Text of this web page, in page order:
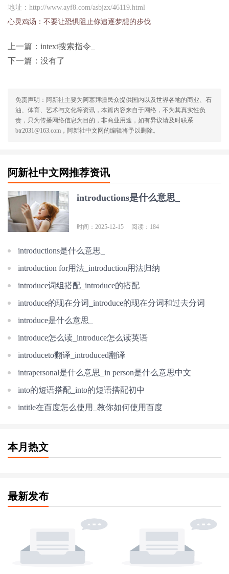
地址：http://www.ayf8.com/asbjzx/46119.html
心灵鸡汤： 不要让恐惧阻止你追逐梦想的步伐
上一篇： intext搜索指令_
下一篇：没有了
免责声明：阿新社主要为阿塞拜疆民众提供国内以及世界各地的商业、石
油、体育、艺术与文化等资讯，本篇内容来自于网络，不为其真实性负
责，只为传播网络信息为目的，非商业用途，如有异议请及时联系
btr2031@163.com，阿新社中文网的编辑将予以删除。
阿新社中文网推荐资讯
introductions是什么意思_
时间：2025-12-15 阅读：184
introductions是什么意思_
introduction for用法_introduction用法归纳
introduce词组搭配_introduce的搭配
introduce的现在分词_introduce的现在分词和过去分词
introduce是什么意思_
introduce怎么读_introduce怎么读英语
introduceto翻译_introduced翻译
intrapersonal是什么意思_in person是什么意思中文
into的短语搭配_into的短语搭配初中
intitle在百度怎么使用_教你如何使用百度
本月热文
最新发布